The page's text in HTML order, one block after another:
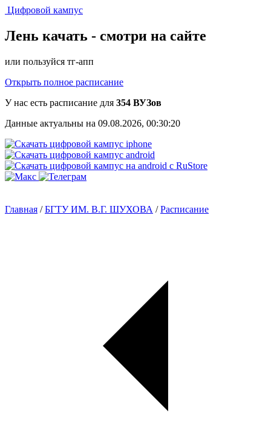
Цифровой кампус
Лень качать - смотри на сайте
или пользуйся тг-апп
Открыть полное расписание
У нас есть расписание для 354 ВУЗов
Данные актуальны на 09.08.2026, 00:30:20
Главная /БГТУ ИМ. В.Г. ШУХОВА /Расписание